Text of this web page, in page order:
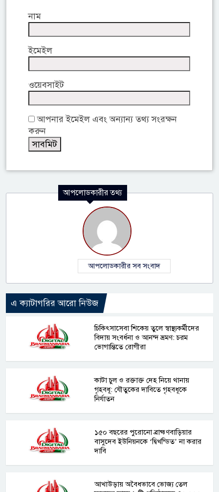
নাম
ইমেইল
ওয়েবসাইট
আপনার ইমেইল এবং অন্যান্য তথ্য সংরক্ষন
করুন
আপলোডকারীর তথ্য
আপলোডকারীর সব সংবাদ
এ ক্যাটাগরির আরো নিউজ
চিকিৎসাসেবা শিকেয় তুলে স্বাস্থ্যকর্মীদের
বিদায় সংবর্ধনা ও আনন্দ ভ্রমণ: চরম
ভোগান্তিতে রোগীরা
কাটা চুল ও রক্তাক্ত দেহ নিয়ে থানায়
গৃহবধূ: যৌতুকের দাবিতে গৃহবধূকে
নির্যাতন
১৫০ বছরের পুরোনো ব্রাহ্মণবাড়িয়ার
বাসুদেব ইউনিয়নকে ‘দ্বিখন্ডিত’ না করার
দাবি
আখাউড়ায় অবৈধভাবে ভোজ্য তেল